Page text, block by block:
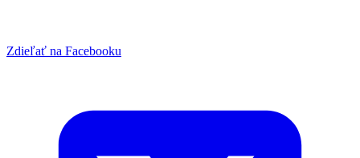
Zdieľať na Facebooku